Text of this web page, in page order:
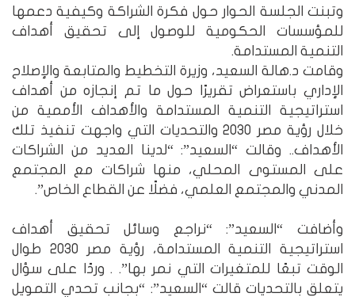
وتبنت الجلسة الحوار حول فكرة الشراكة وكيفية دعمها
للمؤسسات الحكومية للوصول إلى تحقيق أهداف
التنمية المستدامة.
وقامت د.هالة السعيد، وزيرة التخطيط والمتابعة والإصلاح
الإداري باستعراض تقريرًا حول ما تم إنجازه من أهداف
استراتيجية التنمية المستدامة والأهداف الأممية من
خلال رؤية مصر 2030 والتحديات التي واجهت تنفيذ تلك
الأهداف.. وقالت “السعيد”: “لدينا العديد من الشراكات
على المستوى المحلي، منها شراكات مع المجتمع
المدني والمجتمع العلمي، فضلًا عن القطاع الخاص”.
وأضافت “السعيد”: “نراجع وسائل تحقيق أهداف
استراتيجية التنمية المستدامة، رؤية مصر 2030 طوال
الوقت تبعًا للمتغيرات التي نمر بها”. . وردًا على سؤال
يتعلق بالتحديات قالت “السعيد”: “بجانب تحدي التمويل